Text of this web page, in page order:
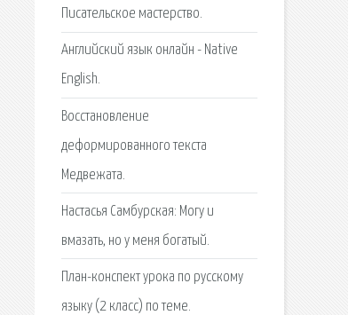
Писательское мастерство.
Английский язык онлайн - Native
English.
Восстановление
деформированного текста
Медвежата.
Настасья Самбурская: Могу и
вмазать, но у меня богатый.
План-конспект урока по русскому
языку (2 класс) по теме.